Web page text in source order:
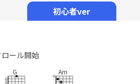
初心者ver
ール開始
G Am